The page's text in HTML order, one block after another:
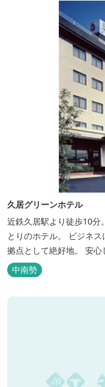
久居グリーンホテル
近鉄久居駅より徒歩10分
とりのホテル。 ビジネ
拠点として絶好地。 安
スも行き届いています。
中南勢